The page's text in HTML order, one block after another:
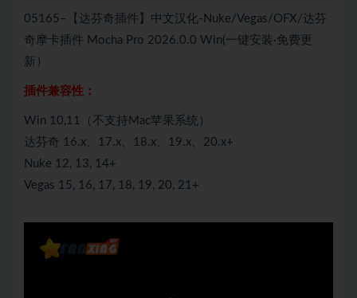
05165–【达芬奇插件】中文汉化-Nuke/Vegas/OFX/达芬
奇摩卡插件 Mocha Pro 2026.0.0 Win(一键安装·免费更
新）
插件兼容性：
Win 10,11（不支持Mac苹果系统）
达芬奇 16.x、17.x、18.x、19.x、20.x+
Nuke 12, 13, 14+
Vegas 15, 16, 17, 18, 19, 20, 21+